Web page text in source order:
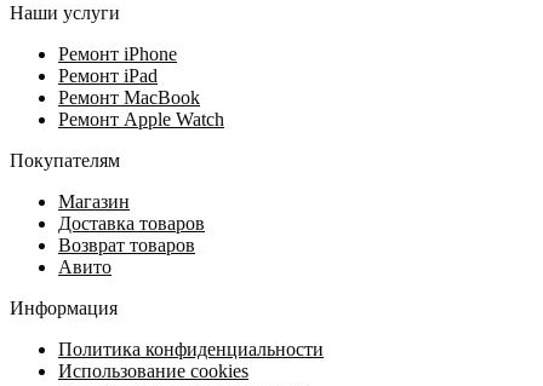
Наши услуги
Ремонт iPhone
Ремонт iPad
Ремонт MacBook
Ремонт Apple Watch
Покупателям
Магазин
Доставка товаров
Возврат товаров
Авито
Информация
Политика конфиденциальности
Использование cookies